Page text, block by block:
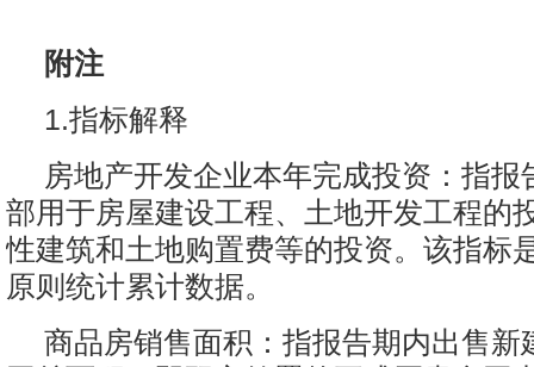
附注
1.指标解释
房地产开发企业本年完成投资：指报
部用于房屋建设工程、土地开发工程的
性建筑和土地购置费等的投资。该指标
原则统计累计数据。
商品房销售面积：指报告期内出售新